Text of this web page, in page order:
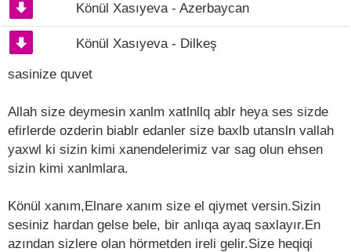
Könül Xasıyeva - Azerbaycan
Könül Xasıyeva - Dilkeş
sasinize quvet
Allah size deymesin xanlm xatlnllq ablr heya ses sizde
efirlerde ozderin biablr edanler size baxlb utansln vallah
yaxwl ki sizin kimi xanendelerimiz var sag olun ehsen
sizin kimi xanlmlara.
Könül xanım,Elnare xanım size el qiymet versin.Sizin
sesiniz hardan gelse bele, bir anlıqa ayaq saxlayır.En
azından sizlere olan hörmetden ireli gelir.Size heqiqi